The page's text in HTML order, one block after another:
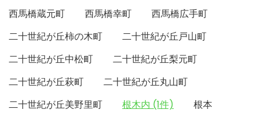
西馬橋蔵元町
西馬橋幸町
西馬橋広手町
二十世紀が丘柿の木町
二十世紀が丘戸山町
二十世紀が丘中松町
二十世紀が丘梨元町
二十世紀が丘萩町
二十世紀が丘丸山町
二十世紀が丘美野里町
根木内 (1件)
根本